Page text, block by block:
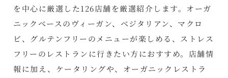
を中心に厳選した126店舗を厳選紹介します。オーガ
ニックベースのヴィーガン、ベジタリアン、マクロ
ビ、グルテンフリーのメニューが楽しめる、ストレス
フリーのレストランに行きたい方におすすめ。店舗情
報に加え、ケータリングや、オーガニックレストラ